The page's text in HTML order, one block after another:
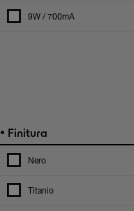
9W / 700mA
• Finitura
Nero
Titanio